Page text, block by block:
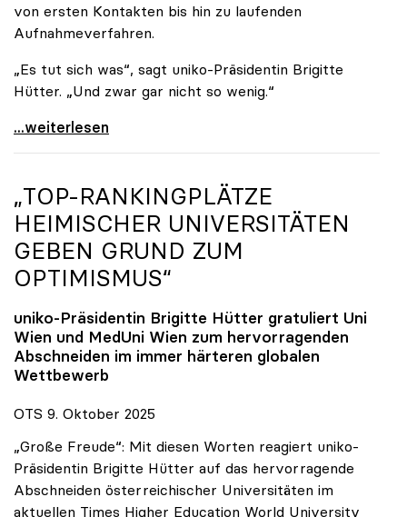
von ersten Kontakten bis hin zu laufenden
Aufnahmeverfahren.
„Es tut sich was“, sagt uniko-Präsidentin Brigitte
Hütter. „Und zwar gar nicht so wenig.“
Reges Interesse von US-Forscher:innen an
...weiterlesen
„TOP-RANKINGPLÄTZE
HEIMISCHER UNIVERSITÄTEN
GEBEN GRUND ZUM
OPTIMISMUS“
uniko-Präsidentin Brigitte Hütter gratuliert Uni
Wien und MedUni Wien zum hervorragenden
Abschneiden im immer härteren globalen
Wettbewerb
OTS 9. Oktober 2025
„Große Freude“: Mit diesen Worten reagiert uniko-
Präsidentin Brigitte Hütter auf das hervorragende
Abschneiden österreichischer Universitäten im
aktuellen Times Higher Education World University